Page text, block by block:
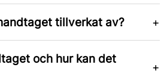
tillverkat av?
och hur kan det